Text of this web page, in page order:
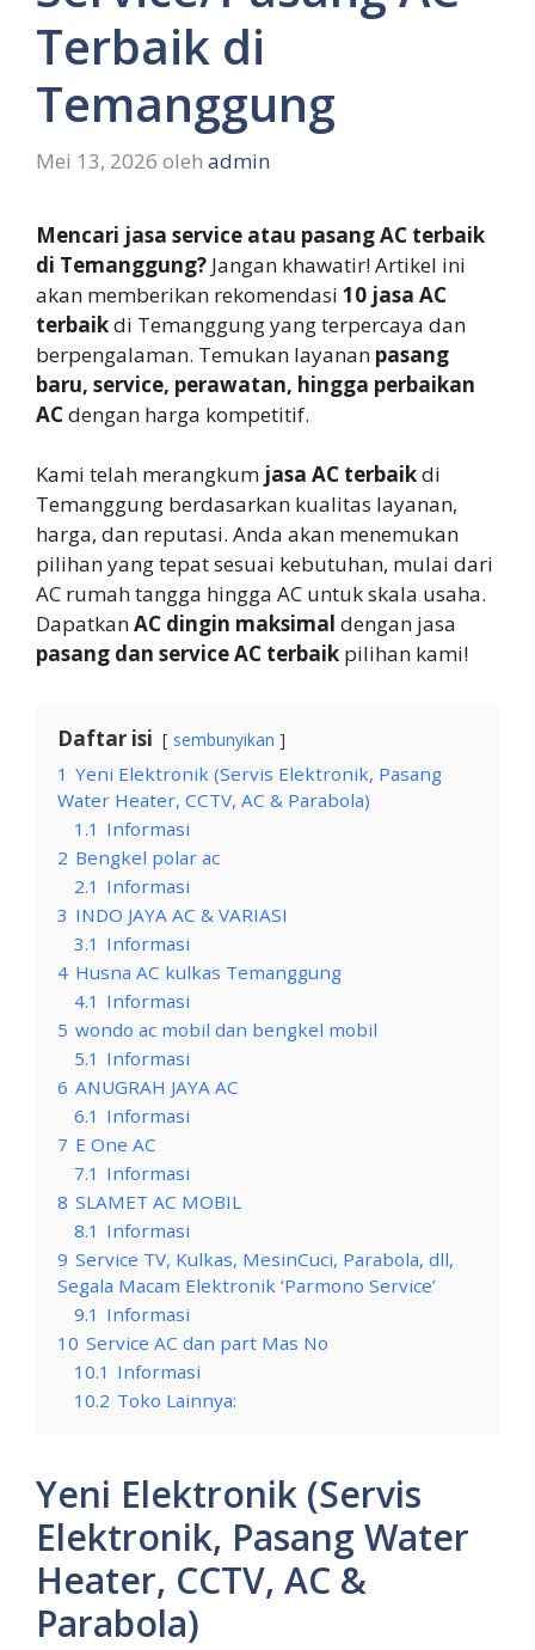
Terbaik di
Temanggung
Mei 13, 2026 oleh admin
Mencari jasa service atau pasang AC terbaik
di Temanggung? Jangan khawatir! Artikel ini
akan memberikan rekomendasi 10 jasa AC
terbaikdi Temanggung yang terpercaya dan
berpengalaman. Temukan layanan pasang
baru, service, perawatan, hingga perbaikan
ACdengan harga kompetitif.
Kami telah merangkum jasa AC terbaikdi
Temanggung berdasarkan kualitas layanan,
harga, dan reputasi. Anda akan menemukan
pilihan yang tepat sesuai kebutuhan, mulai dari
AC rumah tangga hingga AC untuk skala usaha.
DapatkanAC dingin maksimal dengan jasa
pasang dan service AC terbaik pilihan kami!
Daftar isi sembunyikan
1 Yeni Elektronik (Servis Elektronik, Pasang
Water Heater, CCTV, AC & Parabola)
1.1 Informasi
2 Bengkel polar ac
2.1 Informasi
3 INDO JAYA AC & VARIASI
3.1 Informasi
4 Husna AC kulkas Temanggung
4.1 Informasi
5 wondo ac mobil dan bengkel mobil
5.1 Informasi
6 ANUGRAH JAYA AC
6.1 Informasi
7 E One AC
7.1 Informasi
8 SLAMET AC MOBIL
8.1 Informasi
9 Service TV, Kulkas, MesinCuci, Parabola, dll,
Segala Macam Elektronik ‘Parmono Service’
9.1 Informasi
10 Service AC dan part Mas No
10.1 Informasi
10.2 Toko Lainnya:
Yeni Elektronik (Servis
Elektronik, Pasang Water
Heater, CCTV, AC &
Parabola)